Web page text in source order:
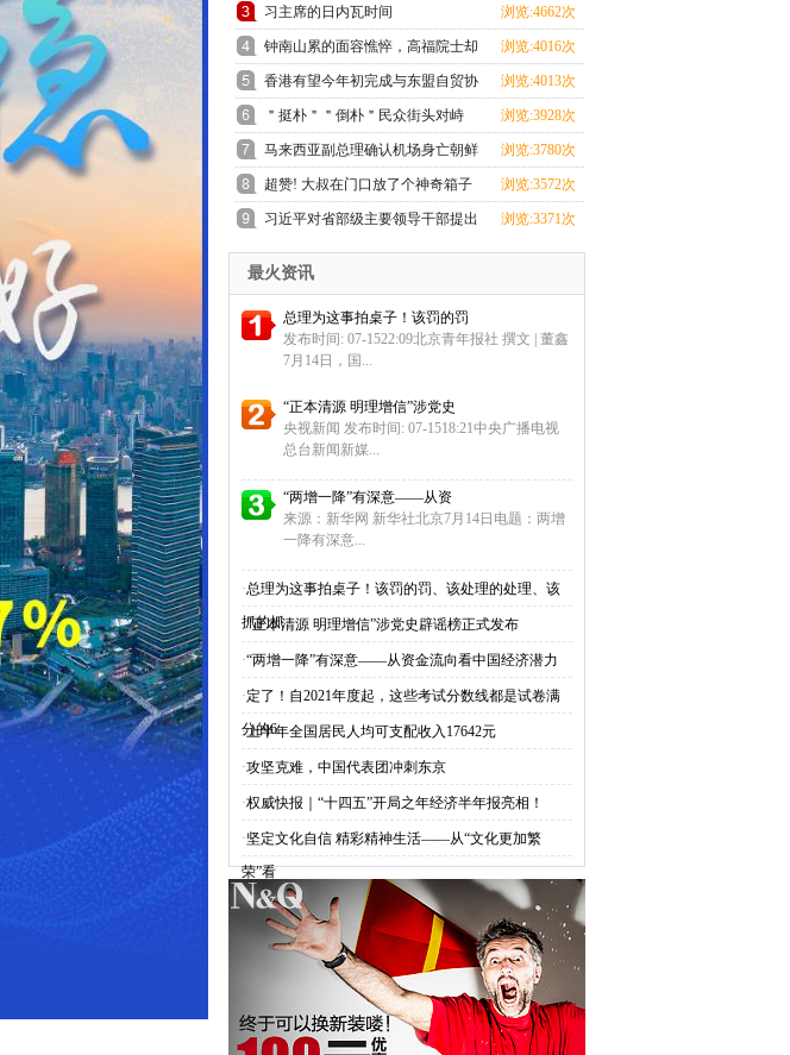
知
习主席的日内瓦时间 浏览:4662次
钟南山累的面容憔悴，高福院士却
忙
浏览:4016次
香港有望今年初完成与东盟自贸协
定
浏览:4013次
＂挺朴＂＂倒朴＂民众街头对峙
与警
浏览:3928次
马来西亚副总理确认机场身亡朝鲜
男
浏览:3780次
超赞! 大叔在门口放了个神奇箱子
引
浏览:3572次
习近平对省部级主要领导干部提出
这
浏览:3371次
最火资讯
总理为这事拍桌子！该罚的罚
发布时间: 07-1522:09北京青年报社 撰文 | 董鑫
7月14日，国...
“正本清源 明理增信”涉党史
央视新闻 发布时间: 07-1518:21中央广播电视
总台新闻新媒...
“两增一降”有深意——从资
来源：新华网 新华社北京7月14日电题：两增
一降有深意...
·总理为这事拍桌子！该罚的罚、该处理的处理、该
抓的抓
·“正本清源 明理增信”涉党史辟谣榜正式发布
·“两增一降”有深意——从资金流向看中国经济潜力
·定了！自2021年度起，这些考试分数线都是试卷满
分的6
·上半年全国居民人均可支配收入17642元
·攻坚克难，中国代表团冲刺东京
·权威快报｜“十四五”开局之年经济半年报亮相！
·坚定文化自信 精彩精神生活——从“文化更加繁
荣”看